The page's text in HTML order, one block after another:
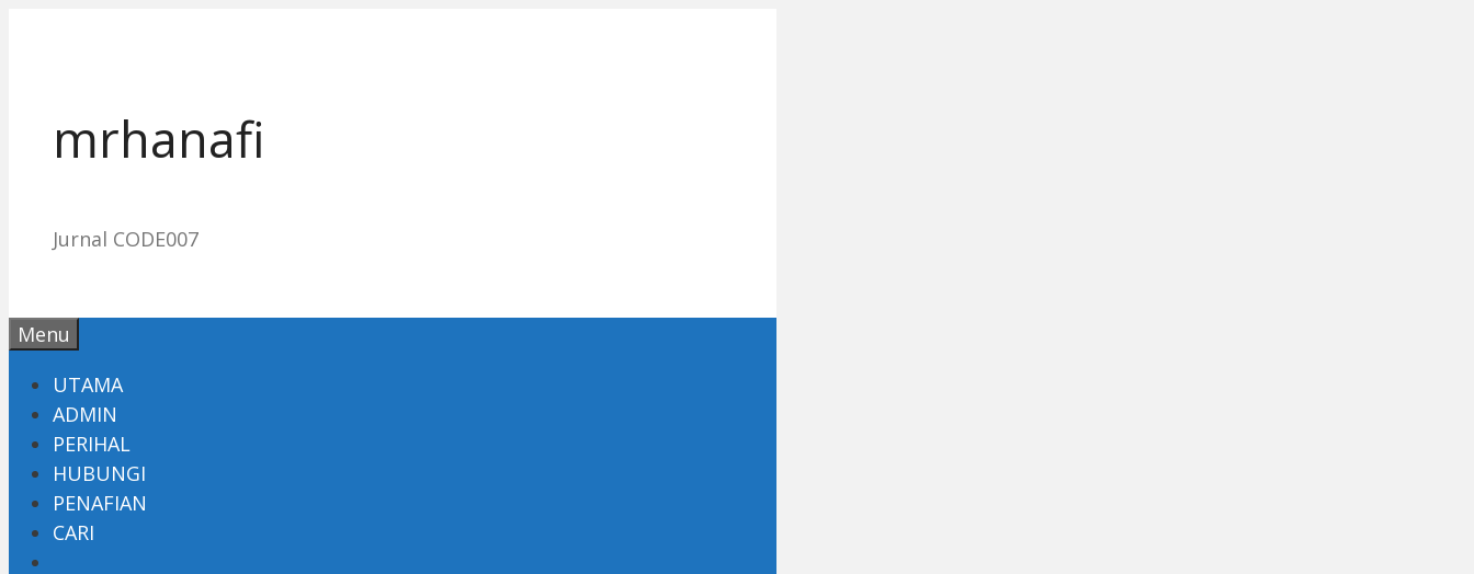
mrhanafi
Jurnal CODE007
Menu
UTAMA
ADMIN
PERIHAL
HUBUNGI
PENAFIAN
CARI